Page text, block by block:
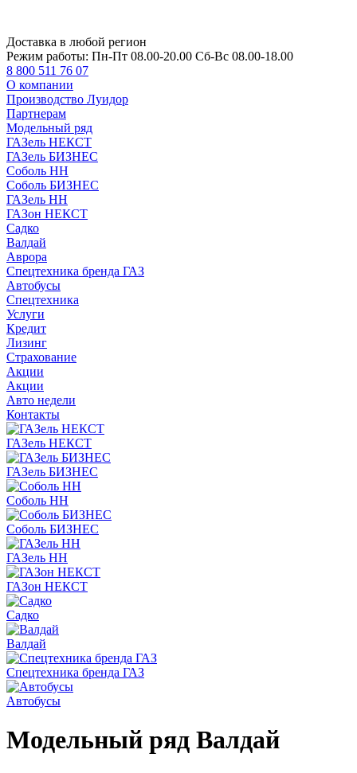
Доставка в любой регион
Режим работы: Пн-Пт 08.00-20.00 Сб-Вс 08.00-18.00
8 800 511 76 07
О компании
Производство Луидор
Партнерам
Модельный ряд
ГАЗель НЕКСТ
ГАЗель БИЗНЕС
Соболь НН
Соболь БИЗНЕС
ГАЗель НН
ГАЗон НЕКСТ
Садко
Валдай
Аврора
Спецтехника бренда ГАЗ
Автобусы
Спецтехника
Услуги
Кредит
Лизинг
Страхование
Акции
Акции
Авто недели
Контакты
ГАЗель НЕКСТ
ГАЗель БИЗНЕС
Соболь НН
Соболь БИЗНЕС
ГАЗель НН
ГАЗон НЕКСТ
Садко
Валдай
Спецтехника бренда ГАЗ
Автобусы
Модельный ряд Валдай